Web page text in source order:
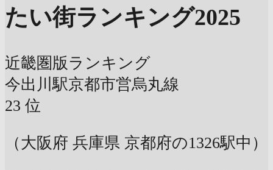
たい街ランキング2025
近畿圏版ランキング
今出川駅京都市営烏丸線
23 位
（大阪府 兵庫県 京都府の1326駅中）